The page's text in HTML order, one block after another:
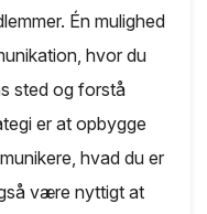
Én mulighed
hvor du
sted og forstå
er at opbygge
hvad du er
være nyttigt at